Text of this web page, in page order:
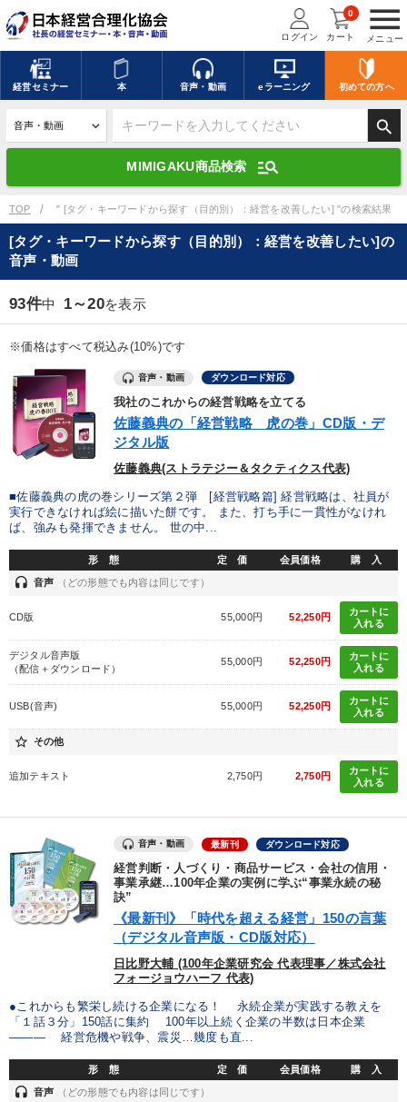
menu
メニュー
ログイン カート
0
経営セミナー 本 音声・動画 eラーニング 初めての方へ
search
MIMIGAKU商品検索 manage_search
キーワードを入力して探す
デジタル版対応のみ検索結果に表示する
search 上記の条件で検索
mic 講演収録物を探す
全国経営者セミナー講演収録物（全1315タイトル）からお探しいただけ
ます
優秀各社の智恵と戦略 事業家のロマンと経営
若手異才経営者の発想
リーダーの器量を学ぶ
テーマ
組織・採用・スキル 社員が自律的に動き出す組織づくり
2026年夏季全国経営者セミナー収録講演ＣＤ・講演ＤＶＤ・デジ
148回夏季大会
業種
製造業 建設・不動産業
IT・サービス・金融業 コンサルタント 専門家
キーワード
仕事術・ビジネスハック 通販 IT・デジタル活用
聞き手・作間信司 投資 創業者
※「更新」を押すと「テーマ」「キーワード」を更新いただけます。
TOP " [タグ・キーワードから探す（目的別）：経営を改善したい] "の検索結果
[タグ・キーワードから探す（目的別）：経営を改善したい]の
音声・動画
93件中 1～20を表示
※価格はすべて税込み(10%)です
音声・動画 ダウンロード対応
我社のこれからの経営戦略を立てる
佐藤義典の「経営戦略 虎の巻」CD版・デ
ジタル版
佐藤義典(ストラテジー＆タクティクス代表)
■佐藤義典の虎の巻シリーズ第２弾 [経営戦略篇] 経営戦略は、社員が
実行できなければ絵に描いた餅です。 また、打ち手に一貫性がなけれ
ば、強みも発揮できません。 世の中...
形 態 定 価 会員価格 購 入
headset 音声 （どの形態でも内容は同じです）
CD版 55,000円 52,250円
カートに
入れる
デジタル音声版
（配信＋ダウンロード）
55,000円 52,250円
カートに
入れる
USB(音声) 55,000円 52,250円
カートに
入れる
star_border その他
追加テキスト 2,750円 2,750円
カートに
入れる
音声・動画 最新刊 ダウンロード対応
経営判断・人づくり・商品サービス・会社の信用・
事業承継…100年企業の実例に学ぶ“事業永続の秘
訣”
《最新刊》「時代を超える経営」150の言葉
（デジタル音声版・CD版対応）
日比野大輔 (100年企業研究会 代表理事／株式会社
フォージョウハーフ 代表)
●これからも繁栄し続ける企業になる！ 永続企業が実践する教えを
「１話３分」150話に集約 100年以上続く企業の半数は日本企業
――― 経営危機や戦争、震災…幾度も直...
形 態 定 価 会員価格 購 入
headset 音声 （どの形態でも内容は同じです）